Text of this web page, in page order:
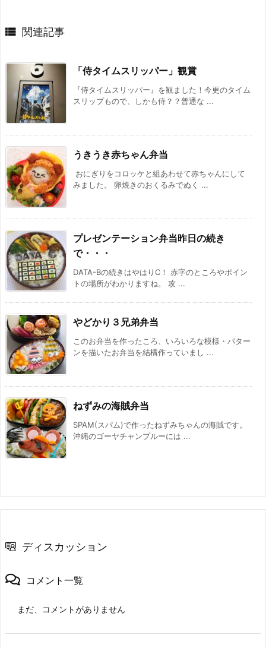
 関連記事
「侍タイムスリッパー」観賞
『侍タイムスリッパー』を観ました！今更のタイム
スリップもので、しかも侍？？普通な ...
うきうき赤ちゃん弁当
おにぎりをコロッケと組あわせて赤ちゃんにして
みました。 卵焼きのおくるみでぬく ...
プレゼンテーション弁当昨日の続き
で・・・
DATA-Bの続きはやはりC！ 赤字のところやポイン
トの場所がわかりますね。 攻 ...
やどかり３兄弟弁当
このお弁当を作ったころ、いろいろな模様・パター
ンを描いたお弁当を結構作っていまし ...
ねずみの海賊弁当
SPAM(スパム)で作ったねずみちゃんの海賊です。
沖縄のゴーヤチャンプルーには ...
ディスカッション
コメント一覧
まだ、コメントがありません